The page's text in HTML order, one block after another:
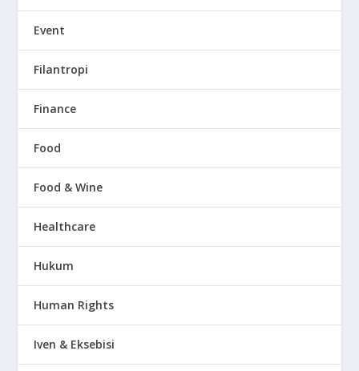
Event
Filantropi
Finance
Food
Food & Wine
Healthcare
Hukum
Human Rights
Iven & Eksebisi